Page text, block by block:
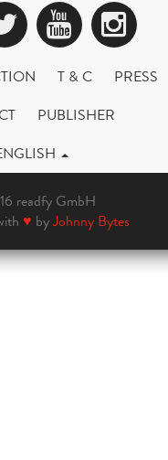
Twitter
T & C
PRESS
PUBLISHER
readfy GmbH
♥ byJohnny Bytes